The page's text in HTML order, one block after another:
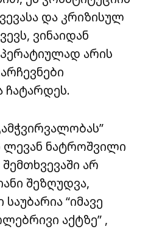
და კრიზისულ
ვინაიდან
არის
ჩატარდეს.
ნატროშვილი
არ
შეზღუდვა,
“იმავე
აქტზე” ,